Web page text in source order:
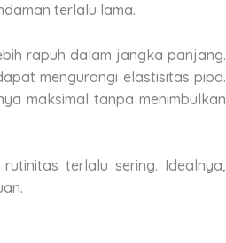
terlalu lama.
rapuh dalam jangka panjang.
mengurangi elastisitas pipa.
maksimal tanpa menimbulkan
terlalu sering. Idealnya,